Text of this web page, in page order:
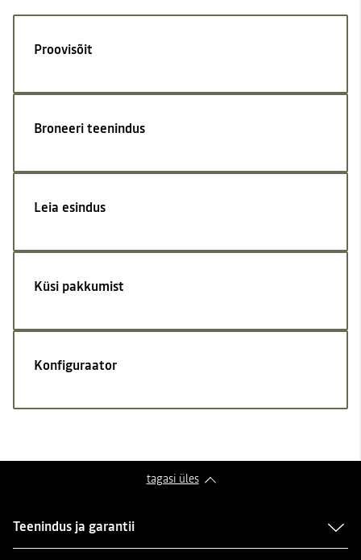
Proovisõit
Broneeri teenindus
Leia esindus
Küsi pakkumist
Konfiguraator
tagasi üles
Teenindus ja garantii